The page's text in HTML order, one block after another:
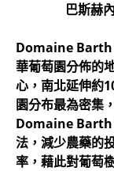
巴斯赫
​Domaine Barth
華葡萄園分佈的
心，南北延伸約
園分布最為密集
Domaine Barth
法，減少農藥的
率，藉此對葡萄